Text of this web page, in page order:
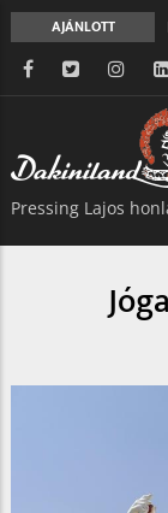
AJÁNLOTT
Pressing Lajos